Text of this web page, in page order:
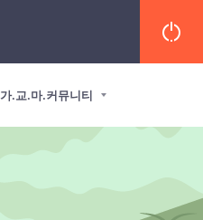
가.교.마.커뮤니티